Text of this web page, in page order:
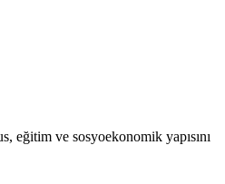
eğitim ve sosyoekonomik yapısını